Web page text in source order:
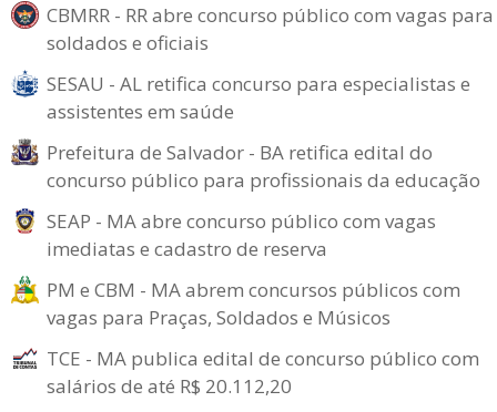
CBMRR - RR abre concurso público com vagas para
soldados e oficiais
SESAU - AL retifica concurso para especialistas e
assistentes em saúde
Prefeitura de Salvador - BA retifica edital do
concurso público para profissionais da educação
SEAP - MA abre concurso público com vagas
imediatas e cadastro de reserva
PM e CBM - MA abrem concursos públicos com
vagas para Praças, Soldados e Músicos
TCE - MA publica edital de concurso público com
salários de até R$ 20.112,20